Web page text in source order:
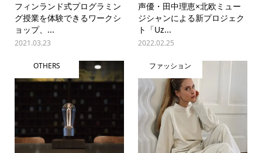
フィンランド式プログラミン
グ授業を体験できるワークシ
ョップ、...
2021.03.23
声優・田中理恵×北欧ミュー
ジシャンによる新プロジェク
ト「Uz...
2022.02.25
OTHERS ファッション